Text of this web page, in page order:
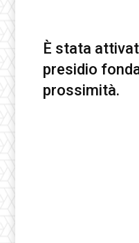
È stata
presidio
prossimità.